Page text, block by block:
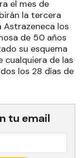
el mes de
la tercera
Astrazeneca los
de 50 años
su esquema
cualquiera de las
los 28 días de
tu email